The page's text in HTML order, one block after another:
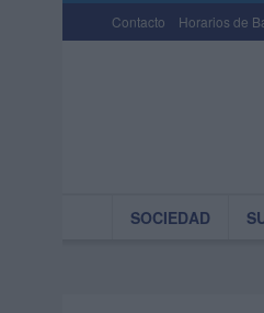
Contacto Horarios de
SOCIEDAD